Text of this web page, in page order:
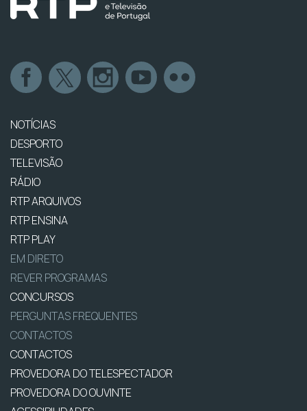
NOTÍCIAS
DESPORTO
TELEVISÃO
RÁDIO
RTP ARQUIVOS
RTP ENSINA
RTP PLAY
EM DIRETO
REVER PROGRAMAS
CONCURSOS
PERGUNTAS FREQUENTES
CONTACTOS
CONTACTOS
PROVEDORA DO TELESPECTADOR
PROVEDORA DO OUVINTE